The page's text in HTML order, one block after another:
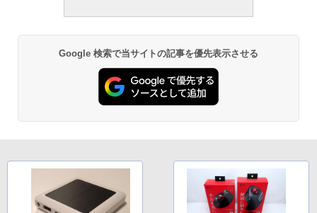
Google 検索で当サイトの記事を優先表示させる